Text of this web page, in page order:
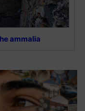
ammalia